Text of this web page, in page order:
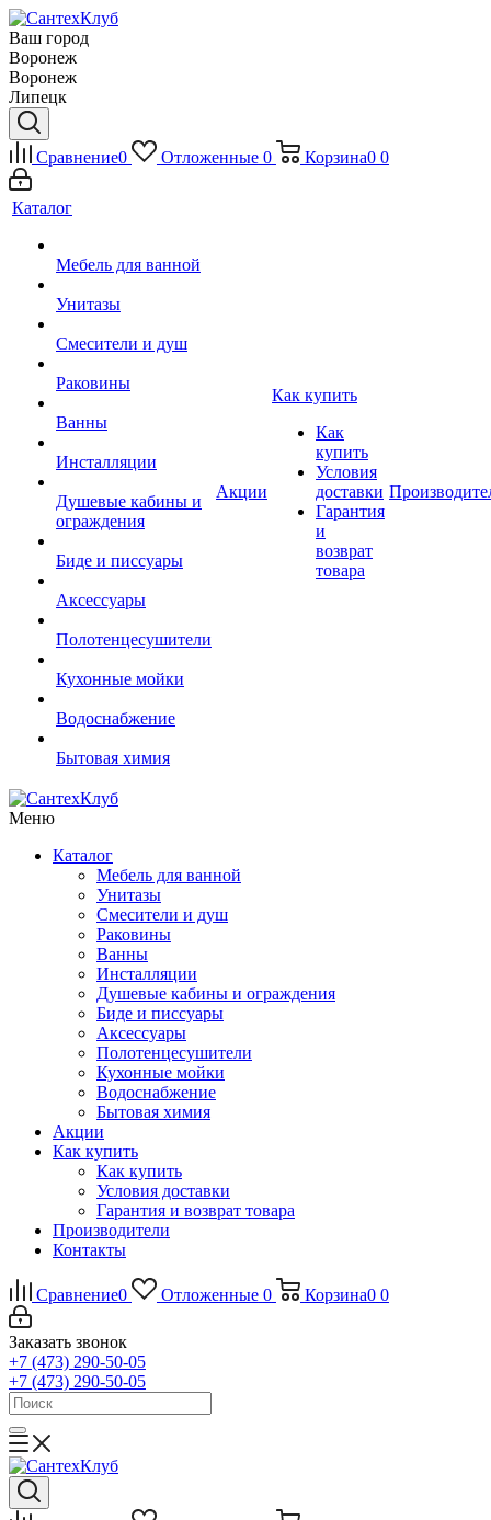
Ваш город
Воронеж
Воронеж
Липецк
Сравнение0 Отложенные 0 Корзина0 0
Каталог
Мебель для ванной
Унитазы
Смесители и душ
Раковины
Ванны
Инсталляции
Душевые кабины и
ограждения
Биде и писсуары
Аксессуары
Полотенцесушители
Кухонные мойки
Водоснабжение
Бытовая химия
Акции
Как купить
Как
купить
Условия
доставки
Гарантия
и
возврат
товара
Меню
Каталог
Мебель для ванной
Унитазы
Смесители и душ
Раковины
Ванны
Инсталляции
Душевые кабины и ограждения
Биде и писсуары
Аксессуары
Полотенцесушители
Кухонные мойки
Водоснабжение
Бытовая химия
Акции
Как купить
Как купить
Условия доставки
Гарантия и возврат товара
Производители
Контакты
Сравнение0 Отложенные 0 Корзина0 0
Заказать звонок
+7 (473) 290-50-05
+7 (473) 290-50-05